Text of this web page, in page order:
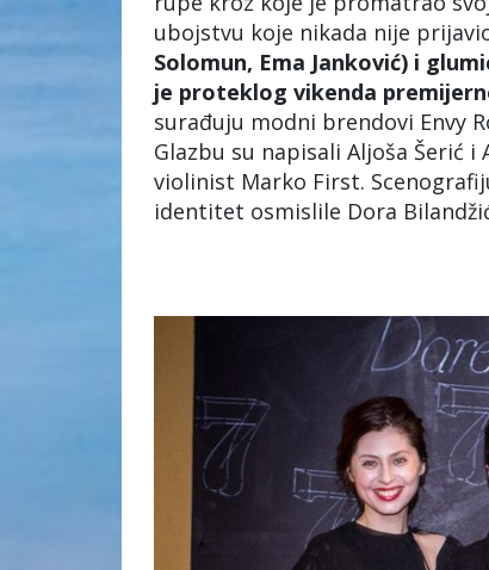
ubojstvu koje nikada nije
Solomun, Ema Janković) i
je proteklog vikenda
surađuju modni brendovi Envy
Glazbu su napisali Aljoša Šerić
violinist Marko First.
identitet osmislile Dora